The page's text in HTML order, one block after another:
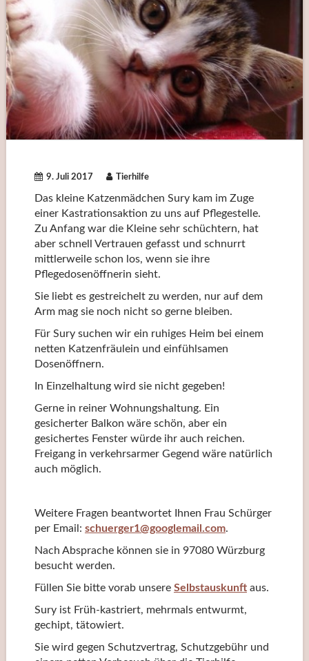
9. Juli 2017 Tierhilfe
Das kleine Katzenmädchen Sury kam im Zuge
einer Kastrationsaktion zu uns auf Pflegestelle.
Zu Anfang war die Kleine sehr schüchtern, hat
aber schnell Vertrauen gefasst und schnurrt
mittlerweile schon los, wenn sie ihre
Pflegedosenöffnerin sieht.
Sie liebt es gestreichelt zu werden, nur auf dem
Arm mag sie noch nicht so gerne bleiben.
Für Sury suchen wir ein ruhiges Heim bei einem
netten Katzenfräulein und einfühlsamen
Dosenöffnern.
In Einzelhaltung wird sie nicht gegeben!
Gerne in reiner Wohnungshaltung. Ein
gesicherter Balkon wäre schön, aber ein
gesichertes Fenster würde ihr auch reichen.
Freigang in verkehrsarmer Gegend wäre natürlich
auch möglich.
Weitere Fragen beantwortet Ihnen Frau Schürger
per Email: schuerger1@googlemail.com.
Nach Absprache können sie in 97080 Würzburg
besucht werden.
Füllen Sie bitte vorab unsere Selbstauskunftaus.
Sury ist Früh-kastriert, mehrmals entwurmt,
gechipt, tätowiert.
Sie wird gegen Schutzvertrag, Schutzgebühr und